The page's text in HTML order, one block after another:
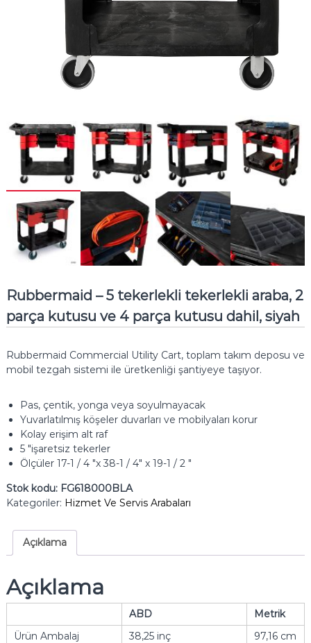
Rubbermaid – 5 tekerlekli tekerlekli araba, 2
parça kutusu ve 4 parça kutusu dahil, siyah
Rubbermaid Commercial Utility Cart, toplam takım deposu ve
mobil tezgah sistemi ile üretkenliği şantiyeye taşıyor.
Pas, çentik, yonga veya soyulmayacak
Yuvarlatılmış köşeler duvarları ve mobilyaları korur
Kolay erişim alt raf
5 "işaretsiz tekerler
Ölçüler 17-1 / 4 "x 38-1 / 4" x 19-1 / 2 "
Stok kodu: FG618000BLA
Kategoriler: Hizmet Ve Servis Arabaları
Açıklama
Açıklama
ABD
Metrik
Ürün Ambalaj
38,25 inç 97,16 cm